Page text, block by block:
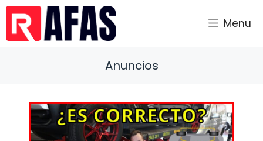
Saltar
contenido
Menu
Anuncios